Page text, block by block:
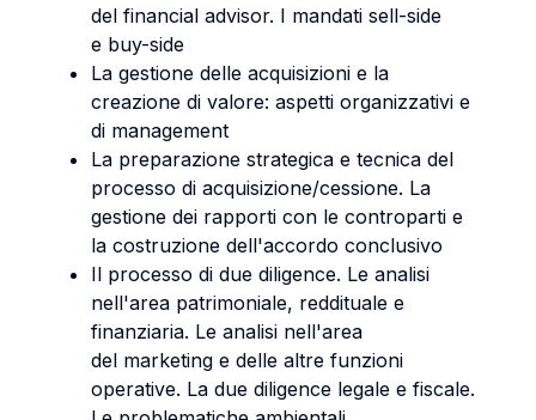
del financial advisor. I mandati sell-side
e buy-side
La gestione delle acquisizioni e la
creazione di valore: aspetti organizzativi e
di management
La preparazione strategica e tecnica del
processo di acquisizione/cessione. La
gestione dei rapporti con le controparti e
la costruzione dell'accordo conclusivo
Il processo di due diligence. Le analisi
nell'area patrimoniale, reddituale e
finanziaria. Le analisi nell'area
del marketing e delle altre funzioni
operative. La due diligence legale e fiscale.